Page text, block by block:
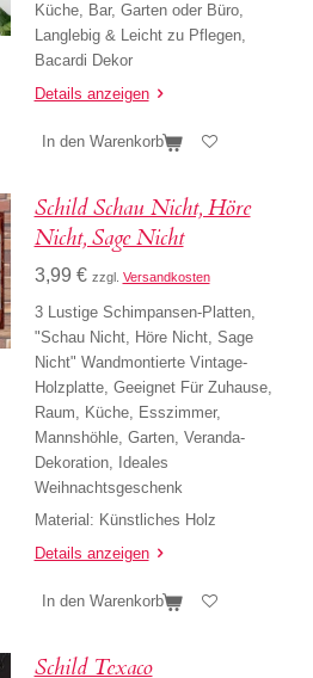
Küche, Bar, Garten oder Büro,
Langlebig & Leicht zu Pflegen,
Bacardi Dekor
Details anzeigen
In den Warenkorb
Schild Schau Nicht, Höre
Nicht, Sage Nicht
3,99 € zzgl. Versandkosten
3 Lustige Schimpansen-Platten,
"Schau Nicht, Höre Nicht, Sage
Nicht" Wandmontierte Vintage-
Holzplatte, Geeignet Für Zuhause,
Raum, Küche, Esszimmer,
Mannshöhle, Garten, Veranda-
Dekoration, Ideales
Weihnachtsgeschenk
Material : Künstliches Holz
Details anzeigen
In den Warenkorb
Schild Texaco